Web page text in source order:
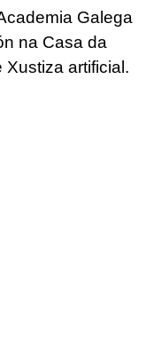
Galega
na Casa da
artificial.